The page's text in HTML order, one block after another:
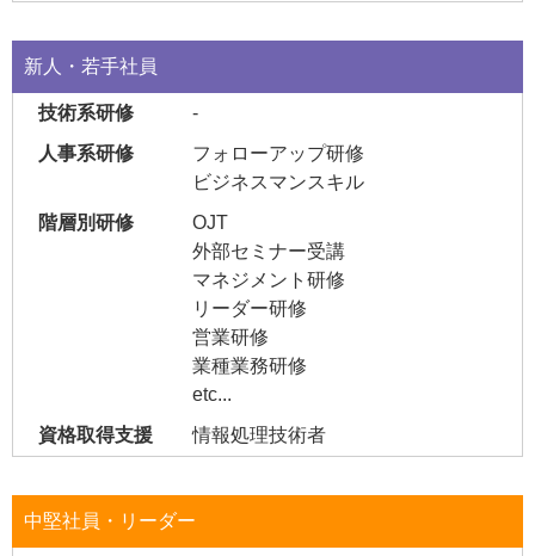
新人・若手社員
-
フォローアップ研修
ビジネスマンスキル
OJT
外部セミナー受講
マネジメント研修
リーダー研修
営業研修
業種業務研修
etc...
情報処理技術者
中堅社員・リーダー